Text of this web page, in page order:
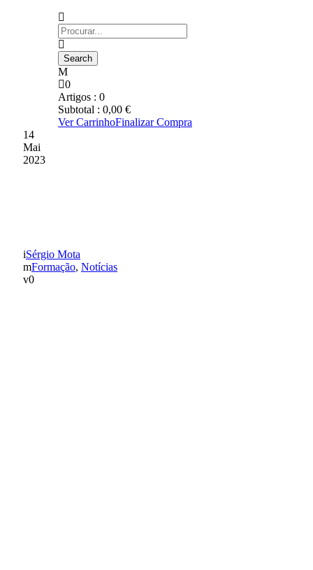
0
Artigos : 0
Subtotal : 0,00 €
Ver CarrinhoFinalizar Compra
14
Mai
2023
Sérgio Mota
Formação, Notícias
0